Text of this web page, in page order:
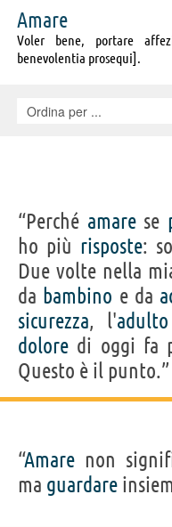
Amare
Voler bene, portare
benevolentia prosequi].
“Perché amarese
ho più risposte:
Due volte nella
da bambino e da
sicurezza, l'adulto
dolore di oggi fa
Questo è il punto.”
“Amare non
ma guardare